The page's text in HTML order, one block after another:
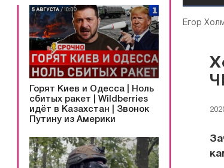
Горят Киев и Одесса | Ноль
сбитых ракет | Wildberries
идёт в Казахстан | Звонок
Путину из Америки
Егор